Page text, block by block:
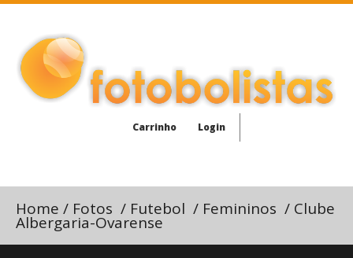
Carrinho Login
Home / Fotos / Futebol / Femininos / Clube
Albergaria-Ovarense